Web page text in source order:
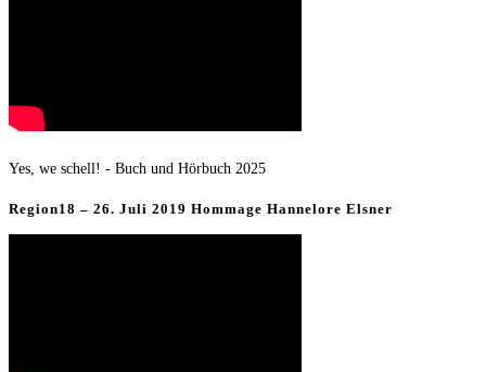
Yes, we schell! - Buch und Hörbuch 2025
Region18 – 26. Juli 2019 Hommage Hannelore Elsner